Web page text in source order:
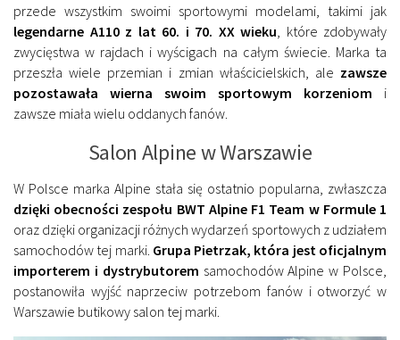
przede wszystkim swoimi sportowymi modelami, takimi jak
legendarne A110 z lat 60. i 70. XX wieku , które zdobywały
zwycięstwa w rajdach i wyścigach na całym świecie. Marka ta
przeszła wiele przemian i zmian właścicielskich, ale zawsze
pozostawała wierna swoim sportowym korzeniom i
zawsze miała wielu oddanych fanów.
Salon Alpine w Warszawie
W Polsce marka Alpine stała się ostatnio popularna, zwłaszcza
dzięki obecności zespołu BWT Alpine F1 Team w Formule 1
oraz dzięki organizacji różnych wydarzeń sportowych z udziałem
samochodów tej marki. Grupa Pietrzak, która jest oficjalnym
importerem i dystrybutorem samochodów Alpine w Polsce,
postanowiła wyjść naprzeciw potrzebom fanów i otworzyć w
Warszawie butikowy salon tej marki.